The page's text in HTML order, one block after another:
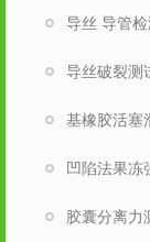
导丝 导管
导丝破裂测
凹陷法果冻
胶囊分离力